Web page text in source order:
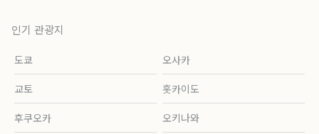
인기 관광지
도쿄 오사카
교토 홋카이도
후쿠오카 오키나와